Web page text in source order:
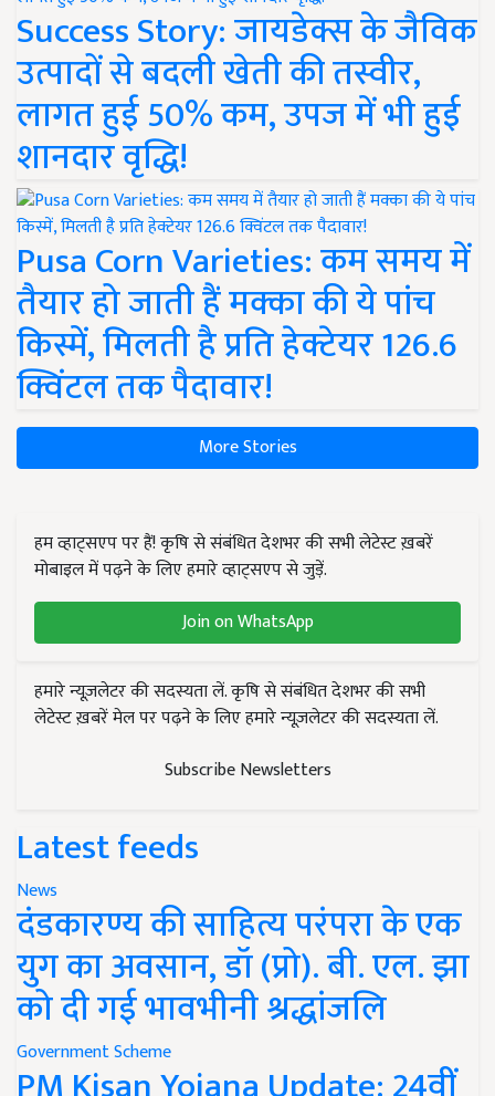
Success Story: जायडेक्स के जैविक
उत्पादों से बदली खेती की तस्वीर,
लागत हुई 50% कम, उपज में भी हुई
शानदार वृद्धि!
Pusa Corn Varieties: कम समय में
तैयार हो जाती हैं मक्का की ये पांच
किस्में, मिलती है प्रति हेक्टेयर 126.6
क्विंटल तक पैदावार!
More Stories
हम व्हाट्सएप पर हैं! कृषि से संबंधित देशभर की सभी लेटेस्ट ख़बरें
मोबाइल में पढ़ने के लिए हमारे व्हाट्सएप से जुड़ें.
Join on WhatsApp
हमारे न्यूज़लेटर की सदस्यता लें. कृषि से संबंधित देशभर की सभी
लेटेस्ट ख़बरें मेल पर पढ़ने के लिए हमारे न्यूज़लेटर की सदस्यता लें.
Subscribe Newsletters
Latest feeds
News
दंडकारण्य की साहित्य परंपरा के एक
युग का अवसान, डॉ (प्रो). बी. एल. झा
को दी गई भावभीनी श्रद्धांजलि
Government Scheme